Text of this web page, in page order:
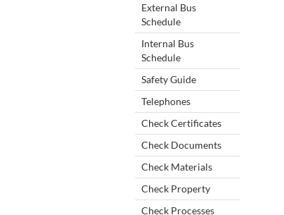
External Bus
Schedule
Internal Bus
Schedule
Safety Guide
Telephones
Check Certificates
Check Documents
Check Materials
Check Property
Check Processes